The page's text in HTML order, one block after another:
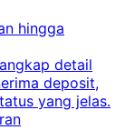
hingga
detail
deposit,
yang jelas.